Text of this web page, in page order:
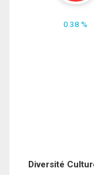
0.38 %
Diversité